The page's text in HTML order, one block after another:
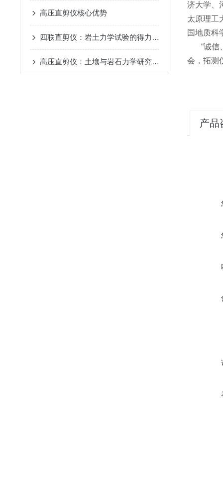
高压直剪仪核心优势
四联直剪仪：岩土力学试验的得力助手
高压直剪仪：土壤与岩石力学研究中的核心工具
济大学、
太原理工
国地质科
“诚信、
会，拓测
产品